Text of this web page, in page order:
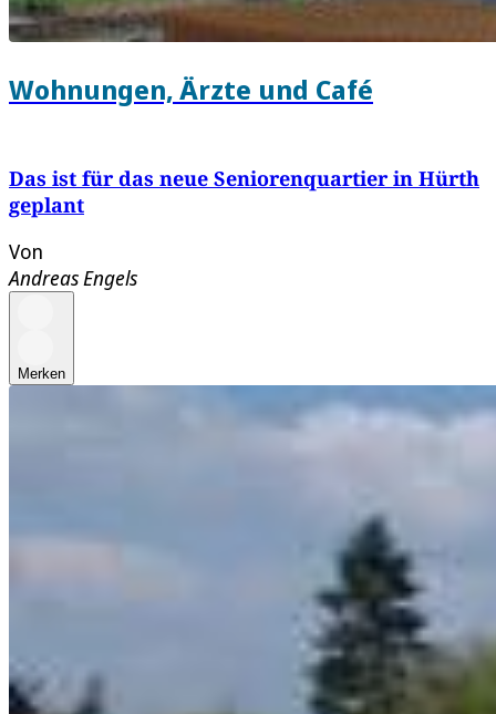
Wohnungen, Ärzte und Café
Das ist für das neue Seniorenquartier in Hürth
geplant
Von
Andreas Engels
Merken